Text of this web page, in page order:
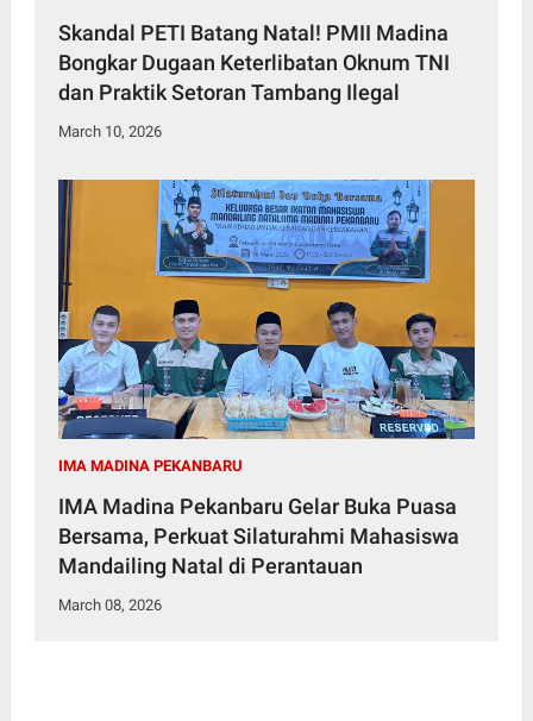
Skandal PETI Batang Natal! PMII Madina
Bongkar Dugaan Keterlibatan Oknum TNI
dan Praktik Setoran Tambang Ilegal
March 10, 2026
IMA MADINA PEKANBARU
IMA Madina Pekanbaru Gelar Buka Puasa
Bersama, Perkuat Silaturahmi Mahasiswa
Mandailing Natal di Perantauan
March 08, 2026